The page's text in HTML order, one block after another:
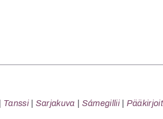
Verkkoartikkeli
Tanssi Sarjakuva Sámegillii